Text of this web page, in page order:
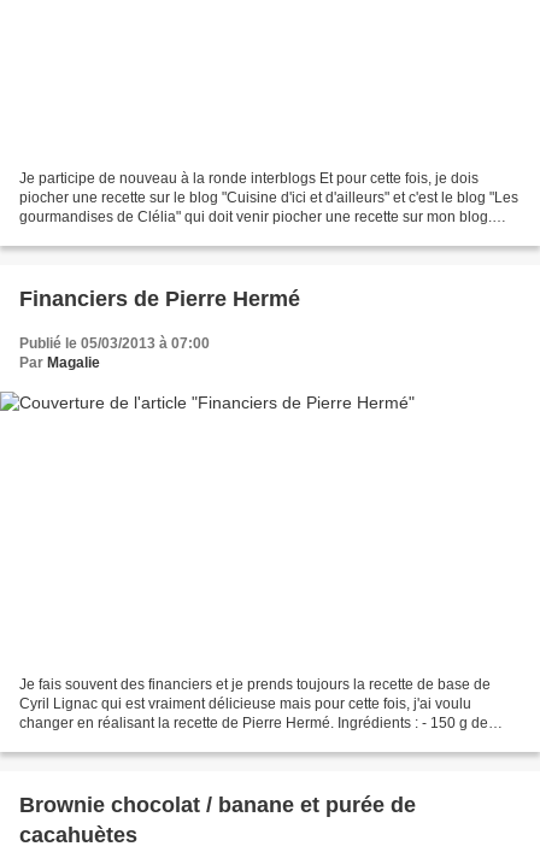
Je participe de nouveau à la ronde interblogs Et pour cette fois, je dois
piocher une recette sur le blog "Cuisine d'ici et d'ailleurs" et c'est le blog "Les
gourmandises de Clélia" qui doit venir piocher une recette sur mon blog.
Financiers de Pierre Hermé
Publié le 05/03/2013 à 07:00
Par Magalie
Je fais souvent des financiers et je prends toujours la recette de base de
Cyril Lignac qui est vraiment délicieuse mais pour cette fois, j'ai voulu
changer en réalisant la recette de Pierre Hermé. Ingrédients : - 150 g de
Brownie chocolat / banane et purée de
cacahuètes